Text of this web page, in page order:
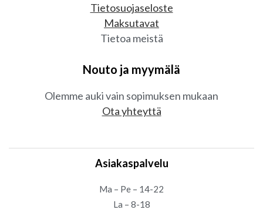
Tietosuojaseloste
Maksutavat
Tietoa meistä
Nouto ja myymälä
Olemme auki vain sopimuksen mukaan
Ota yhteyttä
Asiakaspalvelu
Ma – Pe – 14-22
La – 8-18